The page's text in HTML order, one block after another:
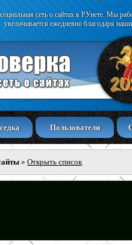
сеть о сайтах в РУнете. Мы
увеличивается ежедневно благодаря
Пользователи
» Открыть список